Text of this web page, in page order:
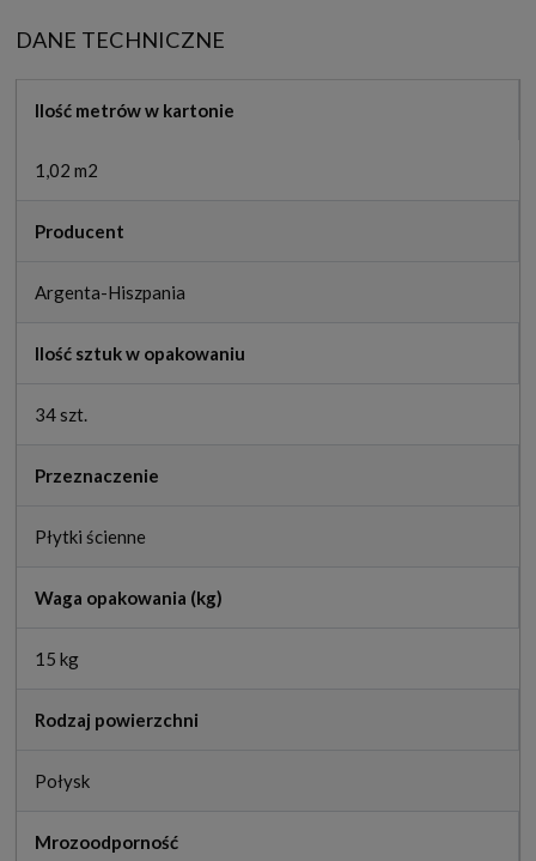
DANE TECHNICZNE
Ilość metrów w kartonie
1,02 m2
Producent
Argenta-Hiszpania
Ilość sztuk w opakowaniu
34 szt.
Przeznaczenie
Płytki ścienne
Waga opakowania (kg)
15 kg
Rodzaj powierzchni
Połysk
Mrozoodporność